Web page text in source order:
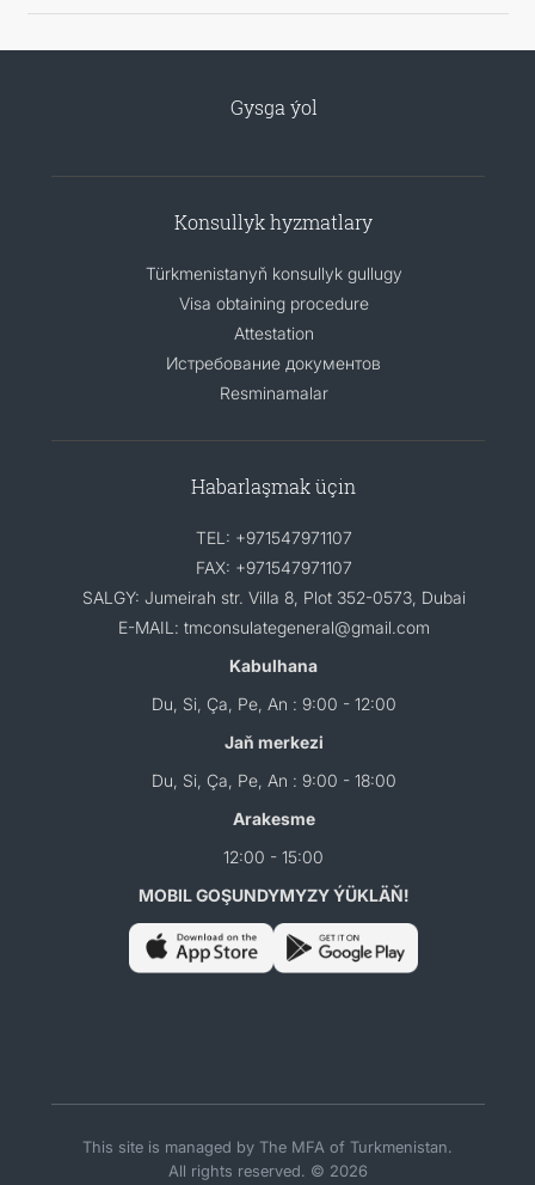
Gysga ýol
Konsullyk hyzmatlary
Türkmenistanyň konsullyk gullugy
Visa obtaining procedure
Attestation
Истребование документов
Resminamalar
Habarlaşmak üçin
TEL: +971547971107
FAX: +971547971107
SALGY: Jumeirah str. Villa 8, Plot 352-0573, Dubai
E-MAIL: tmconsulategeneral@gmail.com
Kabulhana
Du, Si, Ça, Pe, An : 9:00 - 12:00
Jaň merkezi
Du, Si, Ça, Pe, An : 9:00 - 18:00
Arakesme
12:00 - 15:00
MOBIL GOŞUNDYMYZY ÝÜKLÄŇ!
This site is managed by The MFA of Turkmenistan.
All rights reserved. © 2026